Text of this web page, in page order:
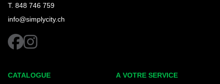
T. 848 746 759
info@simplycity.ch
facebookinstagram
CATALOGUE A VOTRE SERVICE